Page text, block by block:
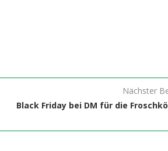
Nächster
Black Friday bei DM für die